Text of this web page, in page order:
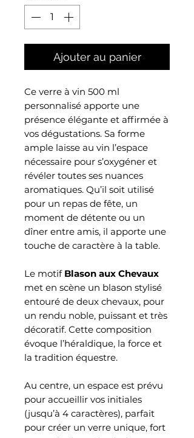
Ajouter au panier
Ce verre à vin 500 ml
personnalisé apporte une
présence élégante et affirmée à
vos dégustations. Sa forme
ample laisse au vin l’espace
nécessaire pour s’oxygéner et
révéler toutes ses nuances
aromatiques. Qu’il soit utilisé
pour un repas de fête, un
moment de détente ou un
dîner entre amis, il apporte une
touche de caractère à la table.
Le motif Blason aux Chevaux
met en scène un blason stylisé
entouré de deux chevaux, pour
un rendu noble, puissant et très
décoratif. Cette composition
évoque l’héraldique, la force et
la tradition équestre.
Au centre, un espace est prévu
pour accueillir vos initiales
(jusqu’à 4 caractères), parfait
pour créer un verre unique, fort